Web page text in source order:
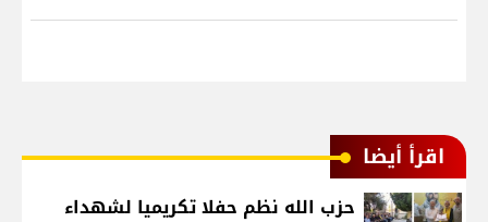
اقرأ أيضا
حزب الله نظم حفلا تكريميا لشهداء